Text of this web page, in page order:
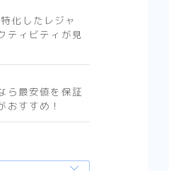
化したレジャ
ティビティが見
ら最安値を保証
おすすめ！